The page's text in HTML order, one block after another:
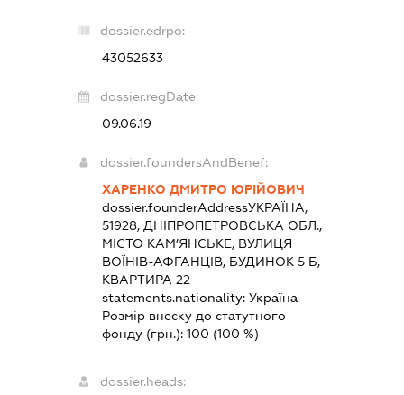
dossier.edrpo:
43052633
dossier.regDate:
09.06.19
dossier.foundersAndBenef:
ХАРЕНКО ДМИТРО ЮРІЙОВИЧ
dossier.founderAddressУКРАЇНА,
51928, ДНІПРОПЕТРОВСЬКА ОБЛ.,
МІСТО КАМ’ЯНСЬКЕ, ВУЛИЦЯ
ВОЇНІВ-АФГАНЦІВ, БУДИНОК 5 Б,
КВАРТИРА 22
statements.nationality:Україна
Розмір внеску до статутного
фонду (грн.):100 (100 %)
dossier.heads: